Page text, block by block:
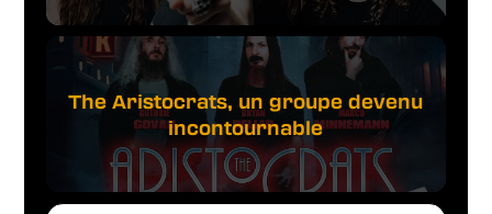
The Aristocrats, un groupe devenu
incontournable